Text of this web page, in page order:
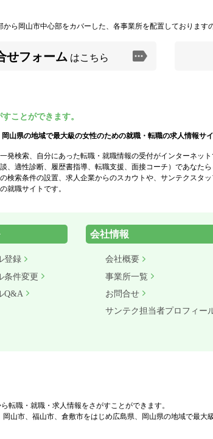
ら岡山市中心部をカバーした、各事業所を配置しております
せフォーム はこちら
ことができます。
山県の地域で最大級の女性のための就職・転職の求人情報サイ
検索、自分にあった転職・就職情報の受付がインターネッ
適性診断、履歴書指導、転職支援、面接コーチ）であなた
索条件の設置、求人企業からのスカウトや、サンテクスタ
就職サイトです。
登録
条件変更
Q&A
会社情報
会社概要
事業所一覧
お問合せ
サンテク担当者プロフィー
転職・就職・求人情報をさがすことができます。
岡山市、福山市、倉敷市をはじめ広島県、岡山県の地域で最大